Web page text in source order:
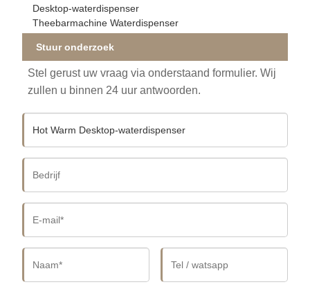
Desktop-waterdispenser
Theebarmachine Waterdispenser
Stuur onderzoek
Stel gerust uw vraag via onderstaand formulier. Wij
zullen u binnen 24 uur antwoorden.